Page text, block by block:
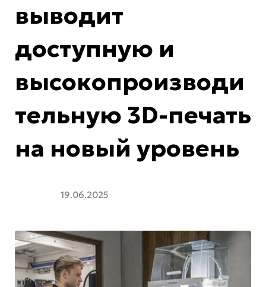
выводит
доступную и
высокопроизводи
тельную 3D-печать
на новый уровень
19.06.2025